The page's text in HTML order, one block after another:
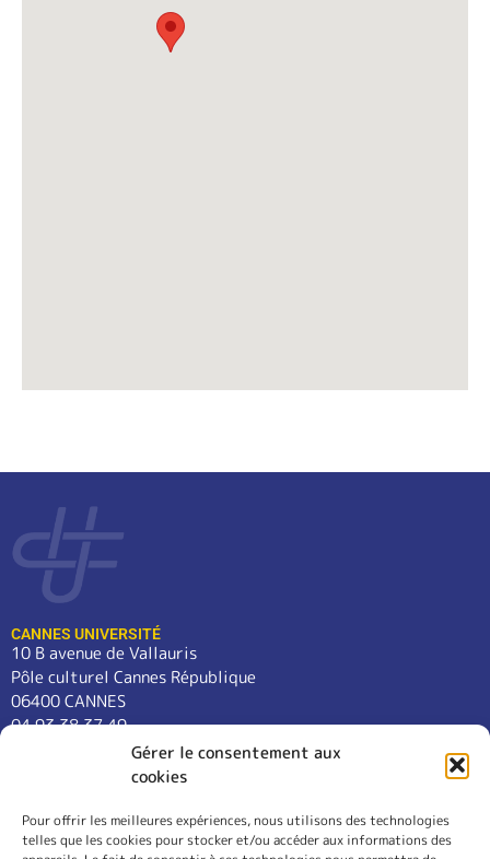
Gérer le consentement aux
cookies
Pour offrir les meilleures expériences, nous utilisons des technologies
telles que les cookies pour stocker et/ou accéder aux informations des
CANNES UNIVERSITÉ
10 B avenue de Vallauris
Pôle culturel Cannes République
06400 CANNES
04 93 38 37 49
contact@cannes-universite.fr
COURS
LANGUES